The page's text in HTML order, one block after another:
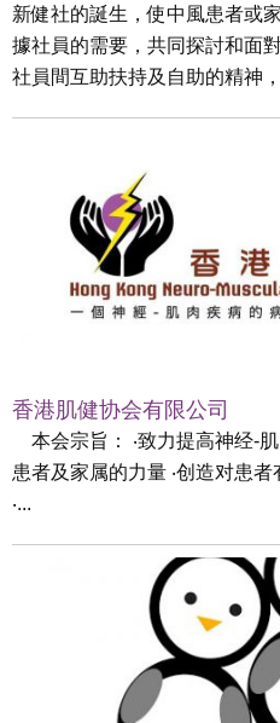
新健社的誕生，使中風患者或
據社員的需要，共同探討和面
社員間互助扶持及自助的精神
香港肌健协会有限公司
本会宗旨： ‧致力提高神经-
患者及家属的力量 ‧创造对患
‧...